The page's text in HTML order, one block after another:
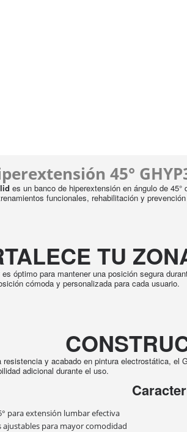
45°
es un banco de hiperextensión en ángulo de
funcionales, rehabilitación y
TU
óptimo para mantener una posición segura
cómoda y personalizada para cada usuario.
resistencia y acabado en pintura electrostática,
adicional durante el uso.
para extensión lumbar efectiva
para mayor comodidad